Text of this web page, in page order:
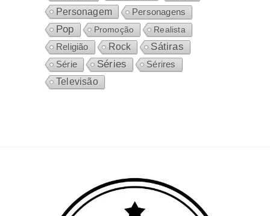
Personagem Personagens
Pop Promoção
Realista
Religião
Rock Sátiras
Série Séries
Sérires
Televisão